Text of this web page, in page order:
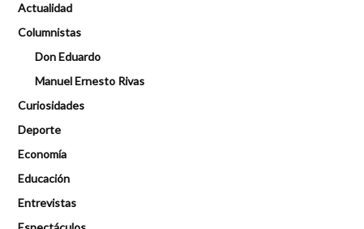
Actualidad
Columnistas
Don Eduardo
Manuel Ernesto Rivas
Curiosidades
Deporte
Economía
Educación
Entrevistas